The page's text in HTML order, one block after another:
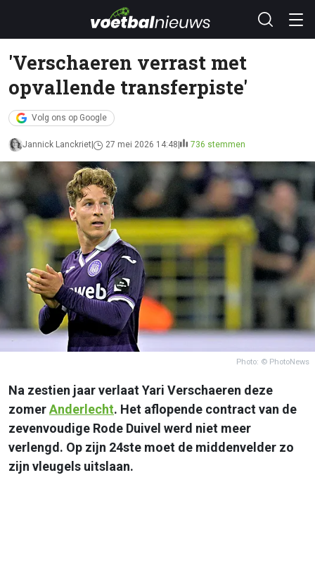
'Verschaeren verrast met
opvallende transferpiste'
Volg ons op Google
Jannick Lanckriet 27 mei 2026 14:48 736 stemmen
Photo: © PhotoNews
Na zestien jaar verlaat Yari Verschaeren deze
zomerAnderlecht. Het aflopende contract van de
zevenvoudige Rode Duivel werd niet meer
verlengd. Op zijn 24ste moet de middenvelder zo
zijn vleugels uitslaan.